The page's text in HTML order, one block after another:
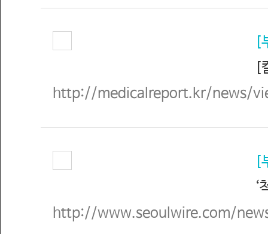
[
[
http://medicalreport.kr/news/
[
‘
http://www.seoulwire.com/